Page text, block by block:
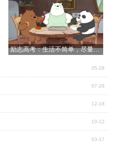
励志高考：生活不简单，尽量简单过
05-28
07-28
12-18
10-12
03-17